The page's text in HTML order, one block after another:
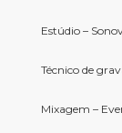
Estúdio –
Técnico de
Mixagem –